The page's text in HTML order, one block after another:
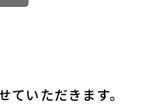
ていただきます。